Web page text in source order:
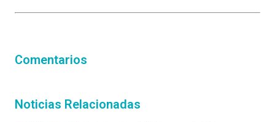
Comentarios
Noticias Relacionadas